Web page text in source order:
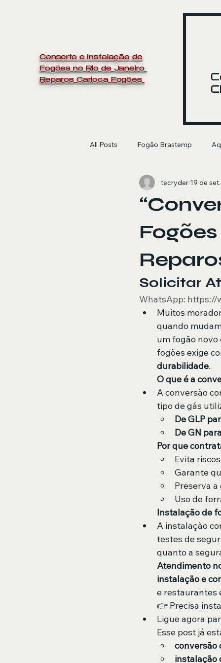
Conserto e Instalação de
Fogões no Rio de Janeiro
Reparos Carioca Fogões
All Posts Fogão Brastemp
manutenção de fogão
tecryder 19 de
Solicitar
WhatsApp: https://
Muitos
quando
um fogão
fogões exige
durabilidade.
O que é a
A conversão
tipo de gás
De GLP
De GN
Por que
Evita
Garante
Preserva
Uso de
Instalação de
A instalação
testes de
quanto a
Atendimento
instalação e
e restaurantes
👉 Precisa
Ligue agora
Esse post já
conversão
instalação